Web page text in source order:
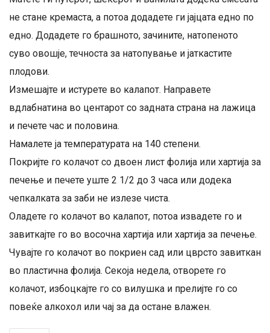
не стане кремаста, а потоа додадете ги јајцата едно по
едно. Додадете го брашното, зачините, натопеното
суво овошје, течноста за натопување и јаткастите
плодови.
Измешајте и истурете во калапот. Направете
вдлабнатина во центарот со задната страна на лажица
и печете час и половина.
Намалете ја температурата на 140 степени.
Покријте го колачот со двоен лист фолија или хартија за
печење и печете уште 2 1/2 до 3 часа или додека
чепкалката за заби не излезе чиста.
Оладете го колачот во калапот, потоа извадете го и
завиткајте го во восочна хартија или хартија за печење.
Чувајте го колачот во покриен сад или цврсто завиткан
во пластична фолија. Секоја недела, отворете го
колачот, избоцкајте го со вилушка и прелијте го со
повеќе алкохол или чај за да остане влажен.